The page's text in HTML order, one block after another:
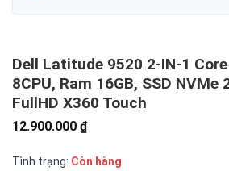
Dell Latitude 9520 2-IN-1
8CPU, Ram 16GB, SSD NVMe
FullHD X360 Touch
12.900.000 ₫
Tình trạng: Còn hàng